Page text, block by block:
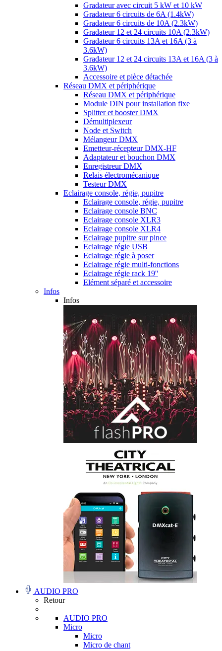
Gradateur avec circuit 5 kW et 10 kW
Gradateur 6 circuits de 6A (1.4kW)
Gradateur 6 circuits de 10A (2.3kW)
Gradateur 12 et 24 circuits 10A (2.3kW)
Gradateur 6 circuits 13A et 16A (3 à
3.6kW)
Gradateur 12 et 24 circuits 13A et 16A (3 à
3.6kW)
Accessoire et pièce détachée
Réseau DMX et périphérique
Réseau DMX et périphérique
Module DIN pour installation fixe
Splitter et booster DMX
Démultiplexeur
Node et Switch
Mélangeur DMX
Emetteur-récepteur DMX-HF
Adaptateur et bouchon DMX
Enregistreur DMX
Relais électromécanique
Testeur DMX
Eclairage console, régie, pupitre
Eclairage console, régie, pupitre
Eclairage console BNC
Eclairage console XLR3
Eclairage console XLR4
Eclairage pupitre sur pince
Eclairage régie USB
Eclairage régie à poser
Eclairage régie multi-fonctions
Eclairage régie rack 19''
Elément séparé et accessoire
Infos
Infos
AUDIO PRO
Retour
AUDIO PRO
Micro
Micro
Micro de chant